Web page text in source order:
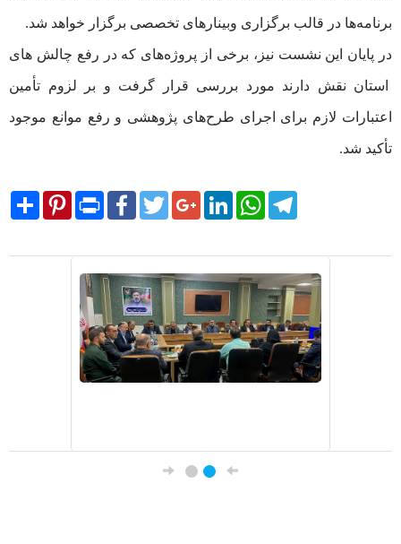
برنامه‌ها در قالب برگزاری وبینارهای تخصصی برگزار خواهد شد.
در پایان این نشست نیز، برخی از پروژه‌های که در رفع چالش‌ های
استان نقش دارند مورد بررسی قرار گرفت و بر لزوم تأمین
اعتبارات لازم برای اجرای طرح‌های پژوهشی و رفع موانع موجود
تأکید شد.
SharePinterest Print
FacebookTwitterGoogle+LinkedInWhatsAppTelegram